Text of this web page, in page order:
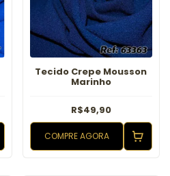
Tecido Crepe Mousson
Marinho
R$49,90
COMPRE AGORA